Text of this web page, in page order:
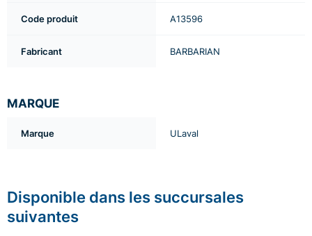
Code produit A13596
Fabricant BARBARIAN
MARQUE
Marque ULaval
Disponible dans les succursales
suivantes